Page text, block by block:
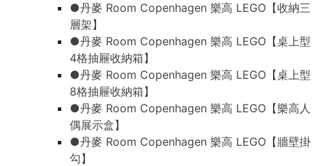
●丹麥 Room Copenhagen 樂高 LEGO【收納三
層架】
●丹麥 Room Copenhagen 樂高 LEGO【桌上型
4格抽屜收納箱】
●丹麥 Room Copenhagen 樂高 LEGO【桌上型
8格抽屜收納箱】
●丹麥 Room Copenhagen 樂高 LEGO【樂高人
偶展示盒】
●丹麥 Room Copenhagen 樂高 LEGO【牆壁掛
勾】